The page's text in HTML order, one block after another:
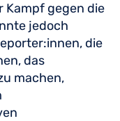
Kampf gegen die
jedoch
die
das
machen,